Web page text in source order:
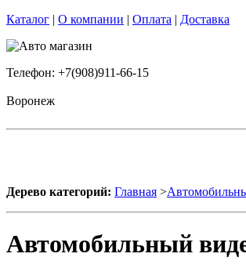
Каталог | О компании | Оплата | Доставка
Телефон: +7(908)911-66-15
Воронеж
Дерево категорий: Главная >
Автомобильный